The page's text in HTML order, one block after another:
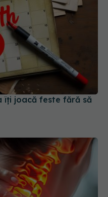
îți joacă feste fără să